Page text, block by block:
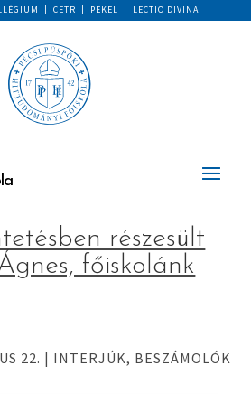
| CETR | PEKEL | LECTIO DIVINA
részesült
főiskolánk
22. | INTERJÚK, BESZÁMOLÓK